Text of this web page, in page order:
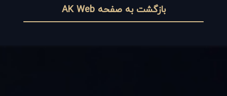
بازگشت به صفحه AK Web